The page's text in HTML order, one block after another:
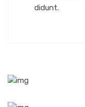
didunt.